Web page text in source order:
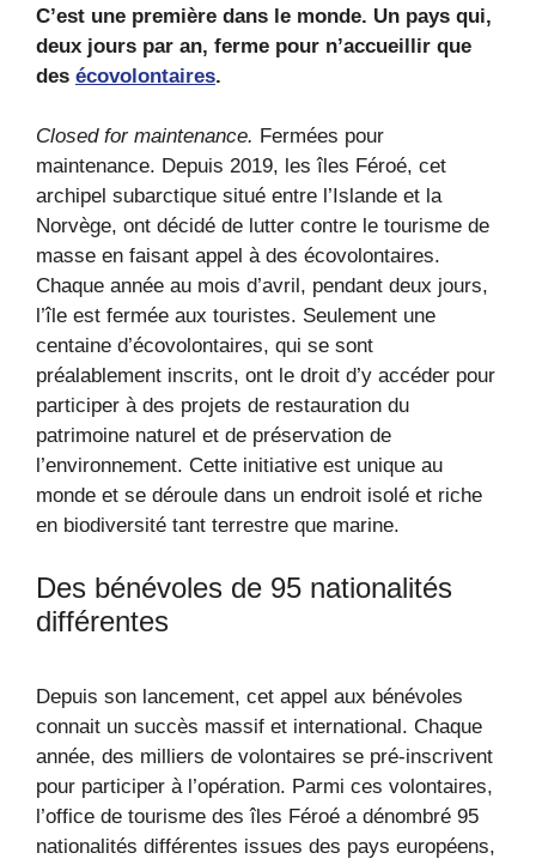
C’est une première dans le monde. Un pays qui,
deux jours par an, ferme pour n’accueillir que
des écovolontaires.
Closed for maintenance. Fermées pour
maintenance. Depuis 2019, les îles Féroé, cet
archipel subarctique situé entre l’Islande et la
Norvège, ont décidé de lutter contre le tourisme de
masse en faisant appel à des écovolontaires.
Chaque année au mois d’avril, pendant deux jours,
l’île est fermée aux touristes. Seulement une
centaine d’écovolontaires, qui se sont
préalablement inscrits, ont le droit d’y accéder pour
participer à des projets de restauration du
patrimoine naturel et de préservation de
l’environnement. Cette initiative est unique au
monde et se déroule dans un endroit isolé et riche
en biodiversité tant terrestre que marine.
Des bénévoles de 95 nationalités
différentes
Depuis son lancement, cet appel aux bénévoles
connait un succès massif et international. Chaque
année, des milliers de volontaires se pré-inscrivent
pour participer à l’opération. Parmi ces volontaires,
l’office de tourisme des îles Féroé a dénombré 95
nationalités différentes issues des pays européens,